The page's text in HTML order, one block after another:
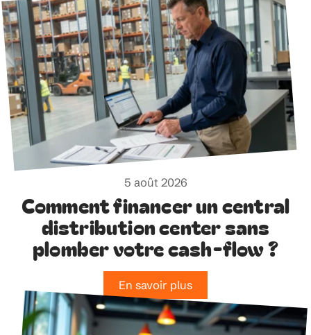
5 août 2026
Comment financer un central
distribution center sans
plomber votre cash-flow ?
En savoir plus